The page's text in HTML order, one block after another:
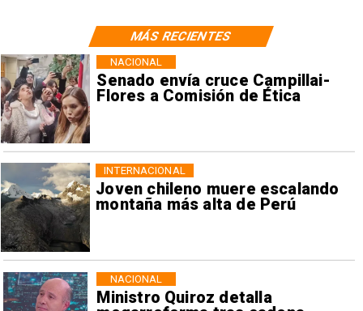
Senado envía cruce Campillai-
Flores a Comisión de Ética
NACIONAL
Joven chileno muere escalando
montaña más alta de Perú
INTERNACIONAL
Ministro Quiroz detalla
NACIONAL
MÁS RECIENTES